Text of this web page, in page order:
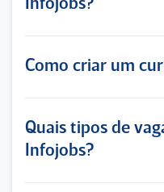
Infojobs?
Como criar um
Quais tipos de
Infojobs?